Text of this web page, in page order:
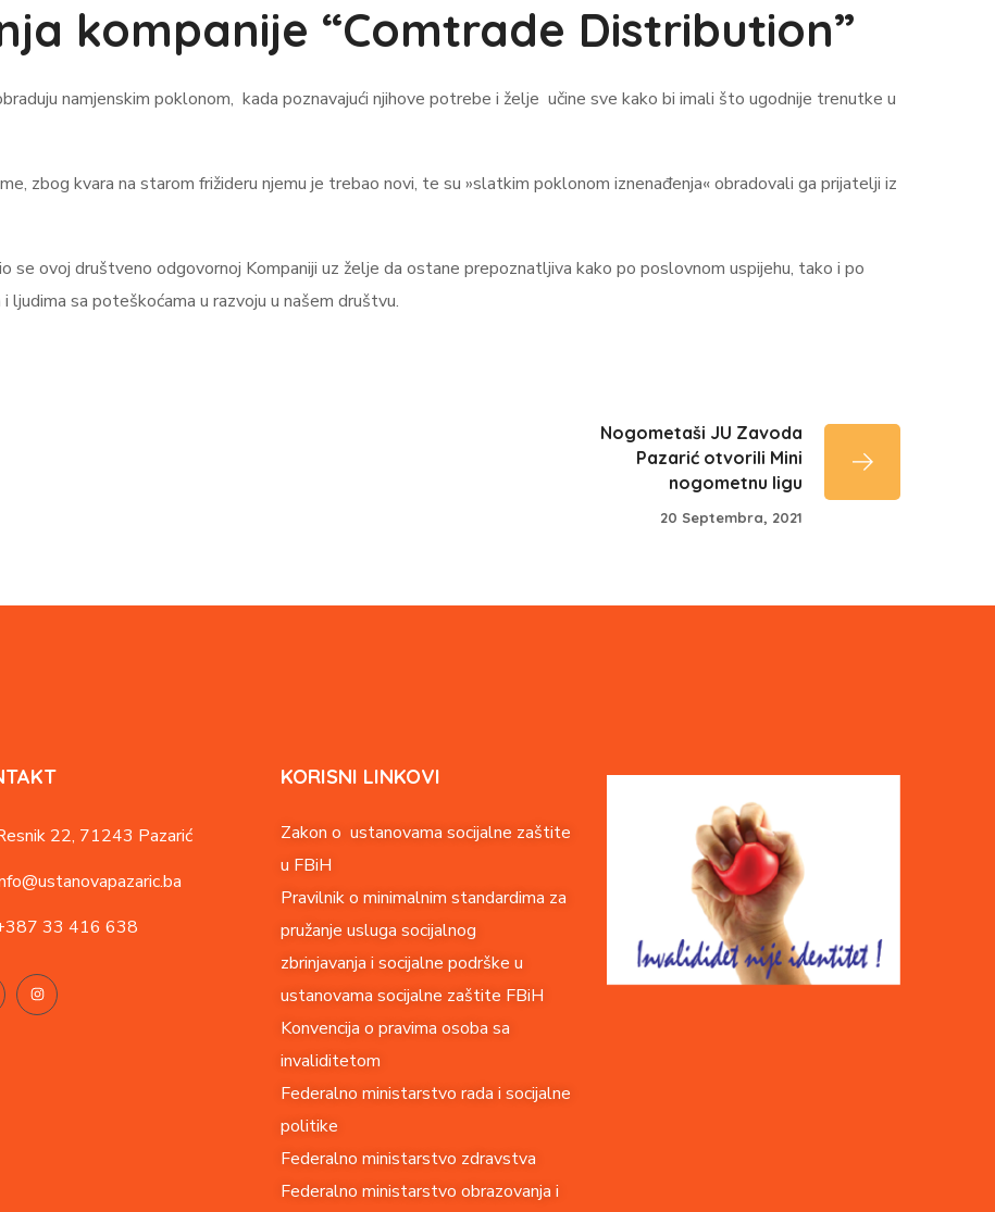
kompanije “Comtrade Distribution”
namjenskim poklonom, kada poznavajući njihove potrebe i želje učine sve kako bi imali što ugodnije trenutke u
zbog kvara na starom frižideru njemu je trebao novi, te su »slatkim poklonom iznenađenja« obradovali ga prijatelji iz
se ovoj društveno odgovornoj Kompaniji uz želje da ostane prepoznatljiva kako po poslovnom uspijehu, tako i po
sa poteškoćama u razvoju u našem društvu.
Nogometaši JU Zavoda
Pazarić otvorili Mini
nogometnu ligu
20 Septembra, 2021
22, 71243 Pazarić
33 416 638
KORISNI LINKOVI
Zakon o ustanovama socijalne zaštite
u FBiH
Pravilnik o minimalnim standardima za
pružanje usluga socijalnog
zbrinjavanja i socijalne podrške u
ustanovama socijalne zaštite FBiH
Konvencija o pravima osoba sa
invaliditetom
Federalno ministarstvo rada i socijalne
politike
Federalno ministarstvo zdravstva
Federalno ministarstvo obrazovanja i